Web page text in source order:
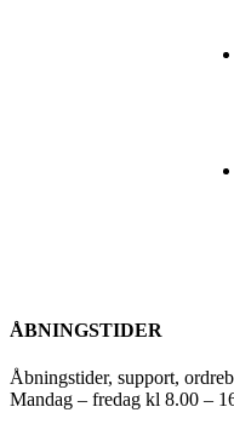
ÅBNINGSTIDER
Åbningstider, support,
Mandag – fredag kl 8.00 –